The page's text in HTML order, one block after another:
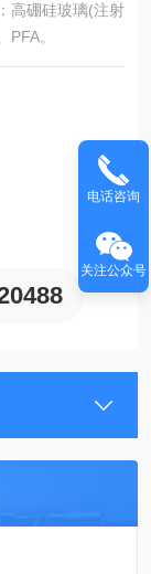
高硼硅玻璃(注射
。
电话咨询
关注公众号